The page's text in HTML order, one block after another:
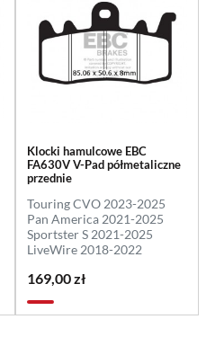
Klocki hamulcowe EBC
FA630V V-Pad półmetaliczne
przednie
Touring CVO 2023-2025
Pan America 2021-2025
Sportster S 2021-2025
LiveWire 2018-2022
169,00 zł